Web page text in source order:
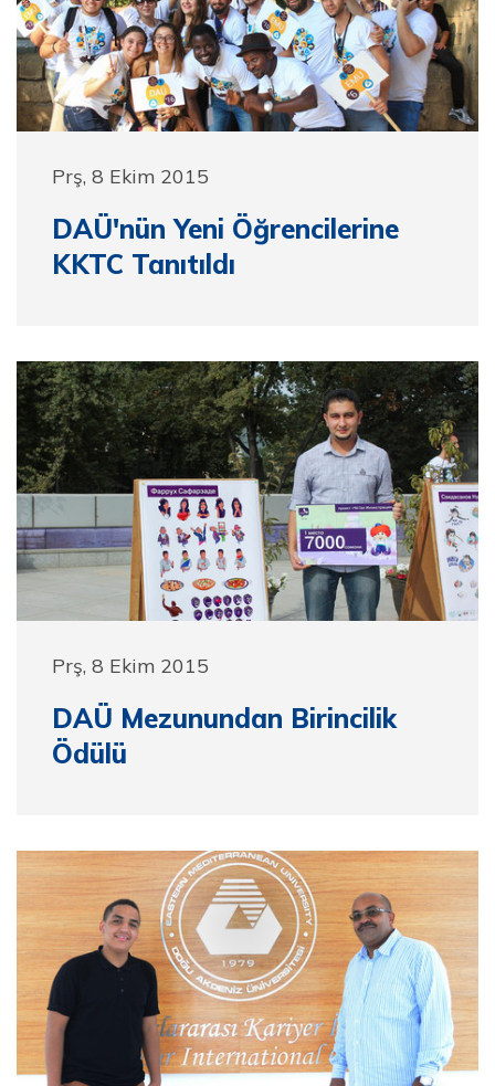
Prş, 8 Ekim 2015
DAÜ'nün Yeni Öğrencilerine
KKTC Tanıtıldı
Prş, 8 Ekim 2015
DAÜ Mezunundan Birincilik
Ödülü